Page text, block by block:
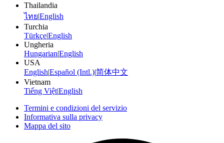
Thailandia
ไทย|English
Turchia
Türkçe|English
Ungheria
Hungarian|English
USA
English|Español (Intl.)|简体中文
Vietnam
Tiếng Việt|English
Termini e condizioni del servizio
Informativa sulla privacy
Mappa del sito